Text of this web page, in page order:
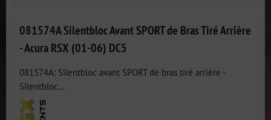
081574A Silentbloc Avant SPORT de Bras Tiré Arrière
- Acura RSX (01-06) DC5
081574A: Silentbloc avant SPORT de bras tiré arrière -
Silentbloc...